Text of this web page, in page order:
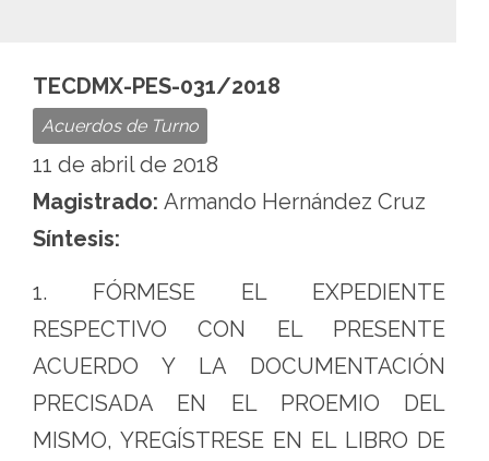
TECDMX-PES-031/2018
Acuerdos de Turno
11 de abril de 2018
Magistrado: Armando Hernández Cruz
Síntesis:
1. FÓRMESE EL EXPEDIENTE
RESPECTIVO CON EL PRESENTE
ACUERDO Y LA DOCUMENTACIÓN
PRECISADA EN EL PROEMIO DEL
MISMO, YREGÍSTRESE EN EL LIBRO DE